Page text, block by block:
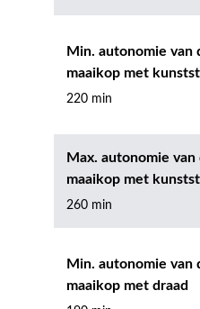
Min. autonomie van
maaikop met
220 min
Max. autonomie
maaikop met
260 min
Min. autonomie van
maaikop met draad